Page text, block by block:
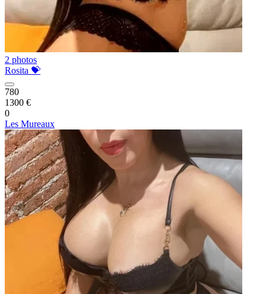
2 photos
Rosita 💝
780
1300 €
0
Les Mureaux